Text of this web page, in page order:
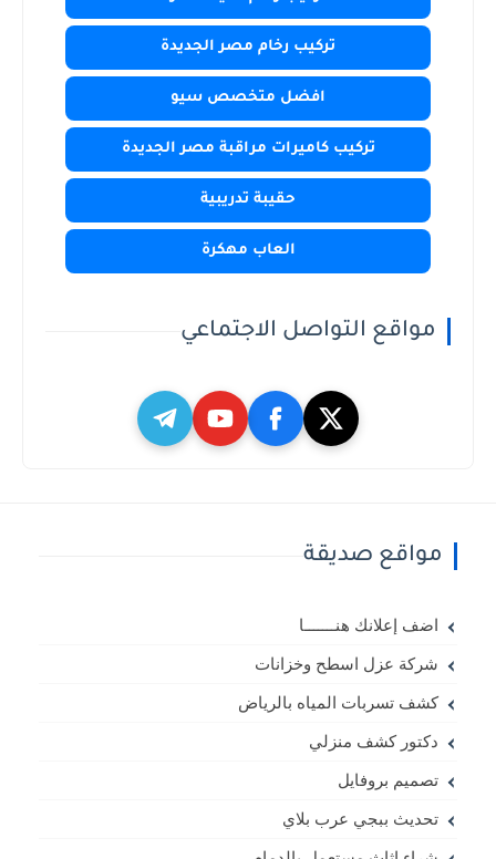
تركيب رخام مصر الجديدة
افضل متخصص سيو
تركيب كاميرات مراقبة مصر الجديدة
حقيبة تدريبية
العاب مهكرة
مواقع التواصل الاجتماعي
مواقع صديقة
اضف إعلانك هنـــــــا
شركة عزل اسطح وخزانات
كشف تسربات المياه بالرياض
دكتور كشف منزلي
تصميم بروفايل
تحديث ببجي عرب بلاي